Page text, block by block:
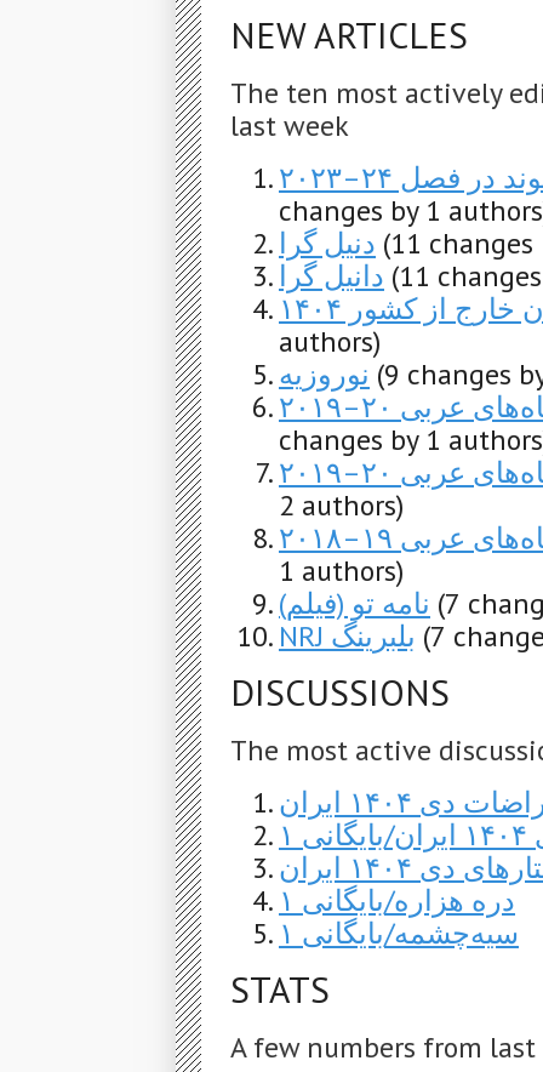
NEW ARTICLES
The ten most actively
last week
فصل ۲۴–۲۰۲۳
changes by 1
دنیل گرا (11
دانیل گرا (11
از کشور ۱۴۰۴
authors)
نوروزیه (9 changes
۲۰–۲۰۱۹
changes by 1
عربی ۲۰–۲۰۱۹
2 authors)
عربی ۱۹–۲۰۱۸
1 authors)
نامه تو (فیلم) (7
NRJ بلبرینگ (7
DISCUSSIONS
The most active
دی ۱۴۰۴ ایران
دی ۱۴۰۴ ایران
دره هزاره/بایگانی ۱
سیه‌چشمه/بایگانی ۱
STATS
A few numbers from last